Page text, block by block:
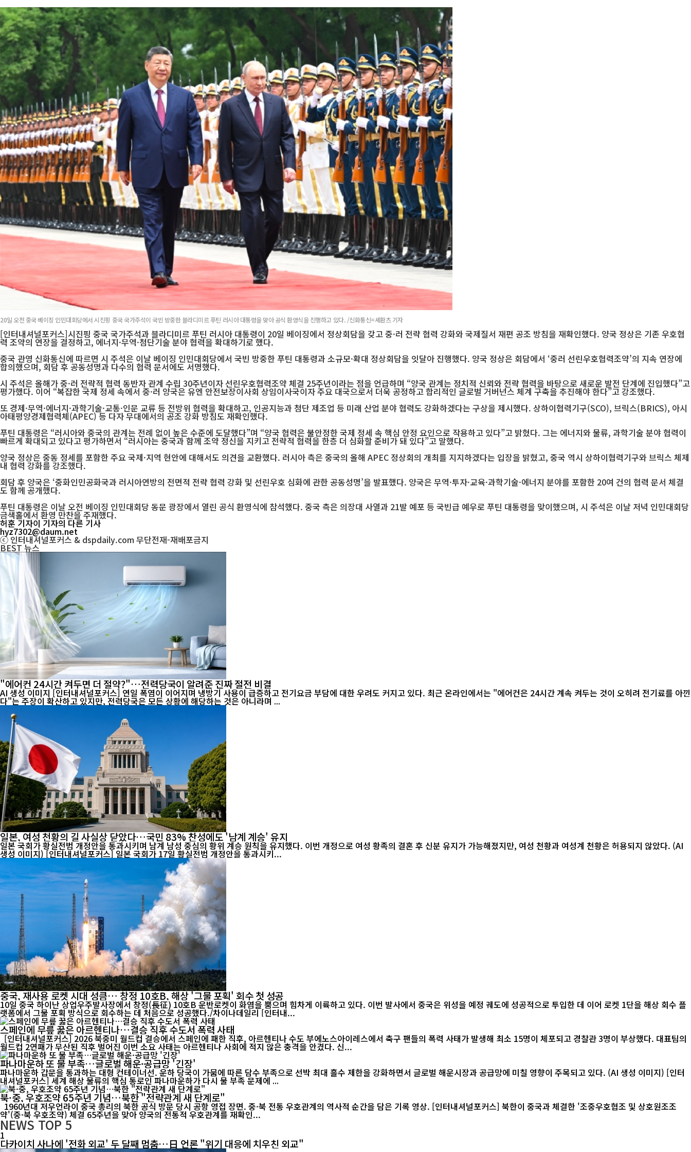
20일 오전 중국 베이징 인민대회당에서 시진핑 중국 국가주석이 국빈 방중한 블라디미르 푸틴 러시아 대통령을 맞아 공식 환영식을 진행하고 있다. /신화통신=셰환츠 기자
[인터내셔널포커스]시진핑 중국 국가주석과 블라디미르 푸틴 러시아 대통령이 20일 베이징에서 정상회담을 갖고 중·러 전략 협력 강화와 국제질서 재편 공조 방침을 재확인했다. 양국 정상은 기존 우호협
력 조약의 연장을 결정하고, 에너지·무역·첨단기술 분야 협력을 확대하기로 했다.
중국 관영 신화통신에 따르면 시 주석은 이날 베이징 인민대회당에서 국빈 방중한 푸틴 대통령과 소규모·확대 정상회담을 잇달아 진행했다. 양국 정상은 회담에서 ‘중러 선린우호협력조약’의 지속 연장에
합의했으며, 회담 후 공동성명과 다수의 협력 문서에도 서명했다.
시 주석은 올해가 중·러 전략적 협력 동반자 관계 수립 30주년이자 선린우호협력조약 체결 25주년이라는 점을 언급하며 “양국 관계는 정치적 신뢰와 전략 협력을 바탕으로 새로운 발전 단계에 진입했다”고
평가했다. 이어 “복잡한 국제 정세 속에서 중·러 양국은 유엔 안전보장이사회 상임이사국이자 주요 대국으로서 더욱 공정하고 합리적인 글로벌 거버넌스 체계 구축을 추진해야 한다”고 강조했다.
또 경제·무역·에너지·과학기술·교통·인문 교류 등 전방위 협력을 확대하고, 인공지능과 첨단 제조업 등 미래 산업 분야 협력도 강화하겠다는 구상을 제시했다. 상하이협력기구(SCO), 브릭스(BRICS), 아시
아태평양경제협력체(APEC) 등 다자 무대에서의 공조 강화 방침도 재확인했다.
푸틴 대통령은 “러시아와 중국의 관계는 전례 없이 높은 수준에 도달했다”며 “양국 협력은 불안정한 국제 정세 속 핵심 안정 요인으로 작용하고 있다”고 밝혔다. 그는 에너지와 물류, 과학기술 분야 협력이
빠르게 확대되고 있다고 평가하면서 “러시아는 중국과 함께 조약 정신을 지키고 전략적 협력을 한층 더 심화할 준비가 돼 있다”고 말했다.
양국 정상은 중동 정세를 포함한 주요 국제·지역 현안에 대해서도 의견을 교환했다. 러시아 측은 중국의 올해 APEC 정상회의 개최를 지지하겠다는 입장을 밝혔고, 중국 역시 상하이협력기구와 브릭스 체제
내 협력 강화를 강조했다.
회담 후 양국은 ‘중화인민공화국과 러시아연방의 전면적 전략 협력 강화 및 선린우호 심화에 관한 공동성명’을 발표했다. 양국은 무역·투자·교육·과학기술·에너지 분야를 포함한 20여 건의 협력 문서 체결
도 함께 공개했다.
푸틴 대통령은 이날 오전 베이징 인민대회당 동문 광장에서 열린 공식 환영식에 참석했다. 중국 측은 의장대 사열과 21발 예포 등 국빈급 예우로 푸틴 대통령을 맞이했으며, 시 주석은 이날 저녁 인민대회당
금색홀에서 환영 만찬을 주재했다.
허훈 기자이 기자의 다른 기사
hyz7302@daum.net
ⓒ 인터내셔널포커스 & dspdaily.com 무단전재-재배포금지
BEST뉴스
"에어컨 24시간 켜두면 더 절약?"…전력당국이 알려준 진짜 절전 비결
AI 생성 이미지 [인터내셔널포커스] 연일 폭염이 이어지며 냉방기 사용이 급증하고 전기요금 부담에 대한 우려도 커지고 있다. 최근 온라인에서는 "에어컨은 24시간 계속 켜두는 것이 오히려 전기료를 아낀
다"는 주장이 확산하고 있지만, 전력당국은 모든 상황에 해당하는 것은 아니라며 ...
일본, 여성 천황의 길 사실상 닫았다…국민 83% 찬성에도 '남계 계승' 유지
일본 국회가 황실전범 개정안을 통과시키며 남계 남성 중심의 황위 계승 원칙을 유지했다. 이번 개정으로 여성 황족의 결혼 후 신분 유지가 가능해졌지만, 여성 천황과 여성계 천황은 허용되지 않았다. (AI
생성 이미지) [인터내셔널포커스] 일본 국회가 17일 황실전범 개정안을 통과시키...
중국, 재사용 로켓 시대 성큼… 창정 10호B, 해상 '그물 포획' 회수 첫 성공
10일 중국 하이난 상업우주발사장에서 창정(長征) 10호B 운반로켓이 화염을 뿜으며 힘차게 이륙하고 있다. 이번 발사에서 중국은 위성을 예정 궤도에 성공적으로 투입한 데 이어 로켓 1단을 해상 회수 플
랫폼에서 그물 포획 방식으로 회수하는 데 처음으로 성공했다./차이나데일리 [인터내...
스페인에 무릎 꿇은 아르헨티나…결승 직후 수도서 폭력 사태
[인터내셔널포커스] 2026 북중미 월드컵 결승에서 스페인에 패한 직후, 아르헨티나 수도 부에노스아이레스에서 축구 팬들의 폭력 사태가 발생해 최소 15명이 체포되고 경찰관 3명이 부상했다. 대표팀의
월드컵 2연패가 무산된 직후 벌어진 이번 소요 사태는 아르헨티나 사회에 적지 않은 충격을 안겼다. 신...
파나마운하 또 물 부족…글로벌 해운·공급망 '긴장'
파나마운하 갑문을 통과하는 대형 컨테이너선. 운하 당국이 가뭄에 따른 담수 부족으로 선박 최대 흘수 제한을 강화하면서 글로벌 해운시장과 공급망에 미칠 영향이 주목되고 있다. (AI 생성 이미지) [인터
내셔널포커스] 세계 해상 물류의 핵심 통로인 파나마운하가 다시 물 부족 문제에 ...
북·중, 우호조약 65주년 기념…북한 "전략관계 새 단계로"
약'(중·북 우호조약) 체결 65주년을 맞아 양국의 전통적 우호관계를 재확인...
NEWSTOP 5
1
다카이치 사나에 '전화 외교' 두 달째 멈춤…日 언론 "위기 대응에 치우친 외교"